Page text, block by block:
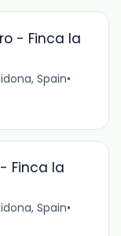
- Finca la
Spain•
Finca la
Spain•